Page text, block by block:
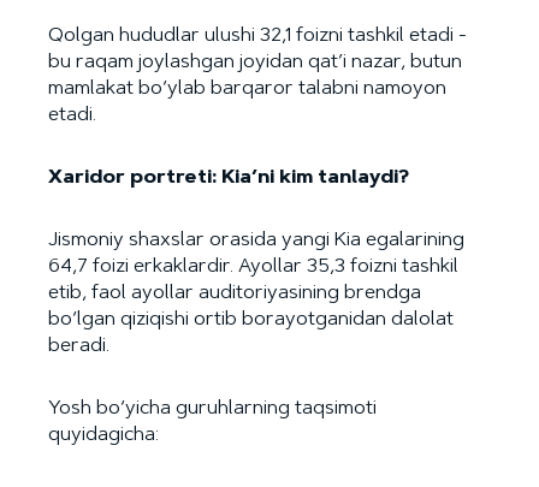
Qolgan hududlar ulushi 32,1 foizni tashkil etadi -
bu raqam joylashgan joyidan qat’i nazar, butun
mamlakat bo‘ylab barqaror talabni namoyon
etadi.
Xaridor portreti: Kia’ni kim tanlaydi?
Jismoniy shaxslar orasida yangi Kia egalarining
64,7 foizi erkaklardir. Ayollar 35,3 foizni tashkil
etib, faol ayollar auditoriyasining brendga
bo‘lgan qiziqishi ortib borayotganidan dalolat
beradi.
Yosh bo‘yicha guruhlarning taqsimoti
quyidagicha: